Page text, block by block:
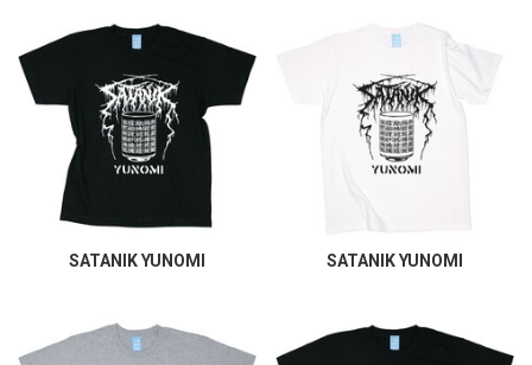
SATANIK YUNOMI SATANIK YUNOMI